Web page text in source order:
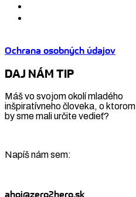
Ochrana osobných údajov
DAJ NÁM TIP
Máš vo svojom okolí mladého
inšpiratívneho človeka, o ktorom
by sme mali určite vedieť?
Napíš nám sem:
ahoj@zero2hero.sk